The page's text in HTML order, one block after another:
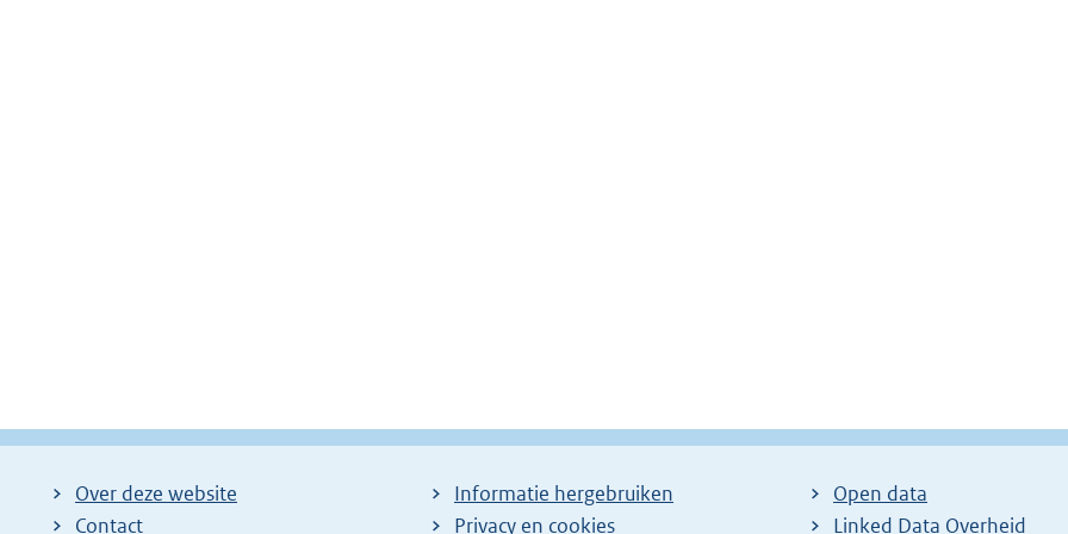
Over deze website
Contact
Informatie hergebruiken
Privacy en cookies
Open data
Linked Data Overheid